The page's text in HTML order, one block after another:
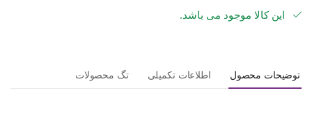
این کالا موجود می باشد.
توضیحات محصول اطلاعات تکمیلی تگ محصولات